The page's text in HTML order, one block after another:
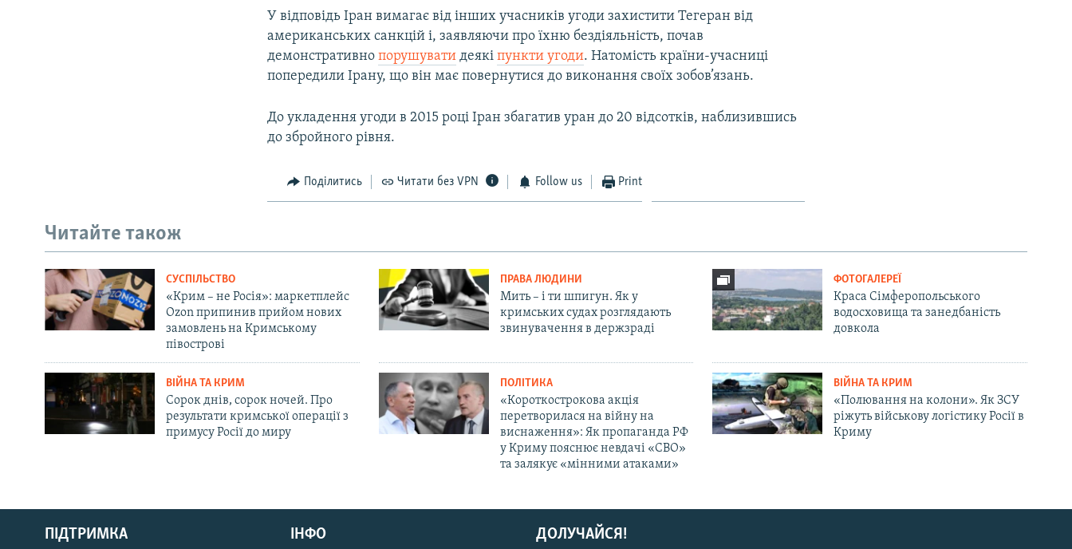
Русский
Qırımtatar
У відповідь Іран вимагає від інших учасників угоди захистити Тегеран від
американських санкцій і, заявляючи про їхню бездіяльність, почав
демонстративнопорушувати деякіпункти угоди. Натомість країни-учасниці
попередили Ірану, що він має повернутися до виконання своїх зобов’язань.
До укладення угоди в 2015 році Іран збагатив уран до 20 відсотків, наблизившись
до збройного рівня.
Поділитись Читати без VPN Follow us Print
Читайте також
СУСПІЛЬСТВО
«Крим – не Росія»: маркетплейс
Ozon припинив прийом нових
замовлень на Кримському
півострові
ПРАВА ЛЮДИНИ
Мить – і ти шпигун. Як у
кримських судах розглядають
звинувачення в держзраді
ФОТОГАЛЕРЕЇ
Краса Сімферопольського
водосховища та занедбаність
довкола
ВІЙНА ТА КРИМ
Сорок днів, сорок ночей. Про
результати кримської операції з
примусу Росії до миру
ПОЛІТИКА
«Короткострокова акція
перетворилася на війну на
виснаження»: Як пропаганда РФ
у Криму пояснює невдачі «СВО»
та залякує «мінними атаками»
ВІЙНА ТА КРИМ
«Полювання на колони». Як ЗСУ
ріжуть військову логістику Росії в
Криму
ДОЛУЧАЙСЯ!
ПІДТРИМКА ІНФО